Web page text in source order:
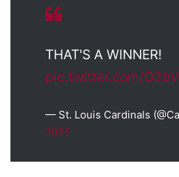
THAT'S A WINNER!
pic.twitter.com/
— St. Louis Cardinals
2025